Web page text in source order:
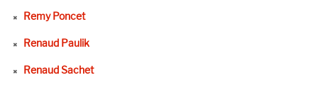
Remy Poncet
Renaud Paulik
Renaud Sachet